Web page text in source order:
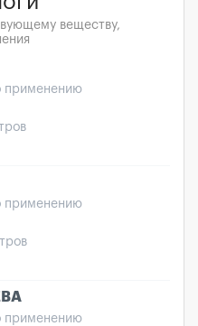
веществу,
применению
применению
применению